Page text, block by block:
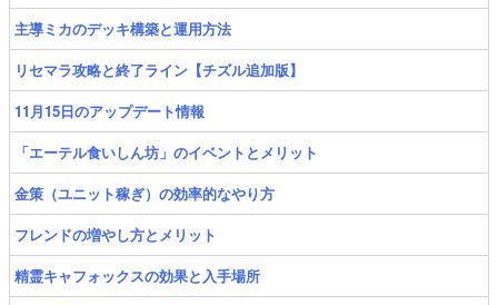
主導ミカのデッキ構築と運用方法
リセマラ攻略と終了ライン【チズル追加版】
11月15日のアップデート情報
「エーテル食いしん坊」のイベントとメリット
金策（ユニット稼ぎ）の効率的なやり方
フレンドの増やし方とメリット
精霊キャフォックスの効果と入手場所